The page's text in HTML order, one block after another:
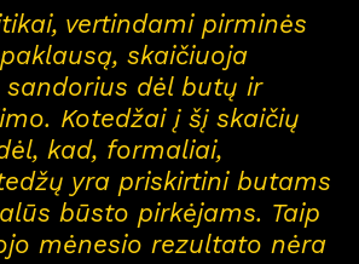
vertindami pirminės
skaičiuoja
dėl butų ir
Kotedžai į šį skaičių
kad, formaliai,
yra priskirtini butams
būsto pirkėjams. Taip
mėnesio rezultato nėra